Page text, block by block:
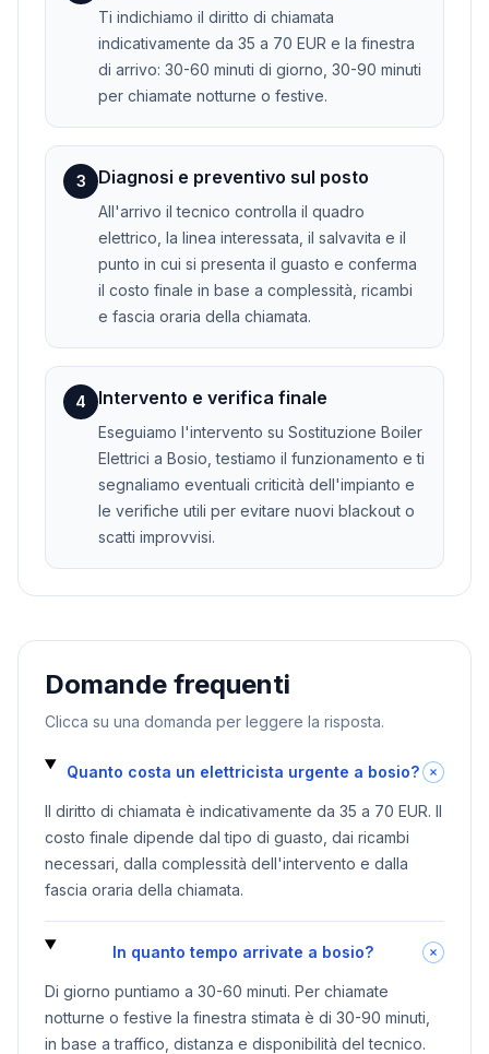
Ti indichiamo il diritto di chiamata
indicativamente da 35 a 70 EUR e la finestra
di arrivo: 30-60 minuti di giorno, 30-90 minuti
per chiamate notturne o festive.
3 Diagnosi e preventivo sul posto
All'arrivo il tecnico controlla il quadro
elettrico, la linea interessata, il salvavita e il
punto in cui si presenta il guasto e conferma
il costo finale in base a complessità, ricambi
e fascia oraria della chiamata.
4 Intervento e verifica finale
Eseguiamo l'intervento su Sostituzione Boiler
Elettrici a Bosio, testiamo il funzionamento e ti
segnaliamo eventuali criticità dell'impianto e
le verifiche utili per evitare nuovi blackout o
scatti improvvisi.
Domande frequenti
Clicca su una domanda per leggere la risposta.
Quanto costa un elettricista urgente a bosio?
Il diritto di chiamata è indicativamente da 35 a 70 EUR. Il
costo finale dipende dal tipo di guasto, dai ricambi
necessari, dalla complessità dell'intervento e dalla
fascia oraria della chiamata.
In quanto tempo arrivate a bosio?
Di giorno puntiamo a 30-60 minuti. Per chiamate
notturne o festive la finestra stimata è di 30-90 minuti,
in base a traffico, distanza e disponibilità del tecnico.